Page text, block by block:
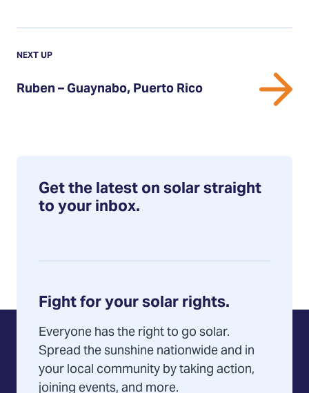
NEXT UPPOST
Previous
Post:
–
Ruben – Guaynabo, Puerto Rico
Get the latest on solar straight
to your inbox.
Fight for your solar rights.
Everyone has the right to go solar.
Spread the sunshine nationwide and in
your local community by taking action,